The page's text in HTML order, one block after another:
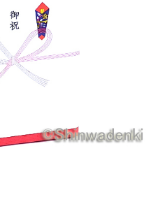
識を静かに感じられま